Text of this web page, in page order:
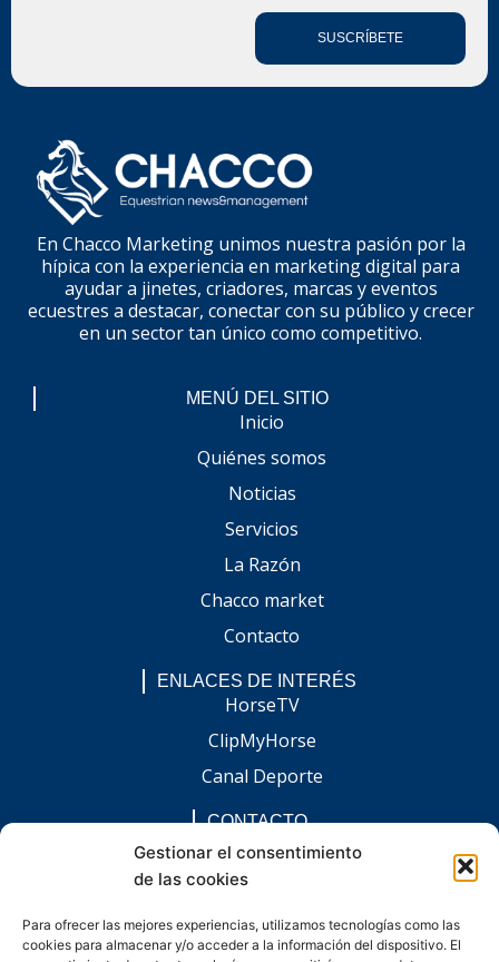
Gestionar el consentimiento
de las cookies
Para ofrecer las mejores experiencias, utilizamos tecnologías como las
cookies para almacenar y/o acceder a la información del dispositivo. El
SUSCRÍBETE
En Chacco Marketing unimos nuestra pasión por la
hípica con la experiencia en marketing digital para
ayudar a jinetes, criadores, marcas y eventos
ecuestres a destacar, conectar con su público y crecer
en un sector tan único como competitivo.
MENÚ DEL SITIO
Inicio
Quiénes somos
Noticias
Servicios
La Razón
Chacco market
Contacto
ENLACES DE INTERÉS
HorseTV
ClipMyHorse
Canal Deporte
CONTACTO
comunicacion@chaccoinfo.com
Presentes en todo el ámbito nacional
F
a
I
n
L
i
E
n
W
h